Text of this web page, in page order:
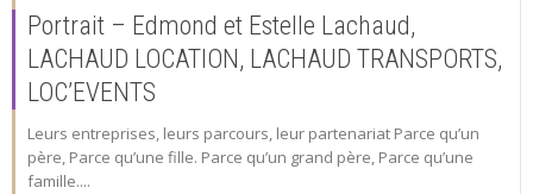
Portrait – Edmond et Estelle Lachaud,
LACHAUD LOCATION, LACHAUD TRANSPORTS,
LOC’EVENTS
Leurs entreprises, leurs parcours, leur partenariat Parce qu’un
père, Parce qu’une fille. Parce qu’un grand père, Parce qu’une
famille....